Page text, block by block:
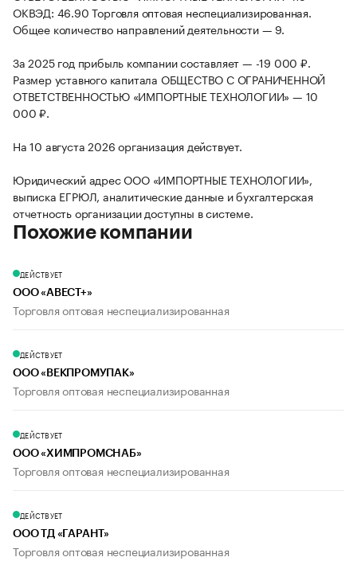
ОКВЭД: 46.90 Торговля оптовая неспециализированная.
Общее количество направлений деятельности — 9.
За 2025 год прибыль компании составляет — -19 000 ₽.
Размер уставного капитала ОБЩЕСТВО С ОГРАНИЧЕННОЙ
ОТВЕТСТВЕННОСТЬЮ «ИМПОРТНЫЕ ТЕХНОЛОГИИ» — 10
000 ₽.
На 10 августа 2026 организация действует.
Юридический адрес ООО «ИМПОРТНЫЕ ТЕХНОЛОГИИ»,
выписка ЕГРЮЛ, аналитические данные и бухгалтерская
отчетность организации доступны в системе.
Похожие компании
ДЕЙСТВУЕТ
ООО «АВЕСТ+»
Торговля оптовая неспециализированная
ДЕЙСТВУЕТ
ООО «ВЕКПРОМУПАК»
Торговля оптовая неспециализированная
ДЕЙСТВУЕТ
ООО «ХИМПРОМСНАБ»
Торговля оптовая неспециализированная
ДЕЙСТВУЕТ
ООО ТД «ГАРАНТ»
Торговля оптовая неспециализированная